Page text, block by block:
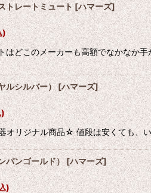
トレートミュート[ハマーズ]
)
はどこのメーカーも高額でなかなか
ルシルバー） [ハマーズ]
)
オリジナル商品☆ 値段は安くても、
パンゴールド）[ハマーズ]
)